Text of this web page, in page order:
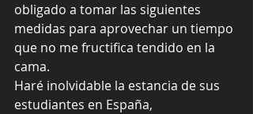
obligado a tomar las siguientes
medidas para aprovechar un tiempo
que no me fructifica tendido en la
cama.
Haré inolvidable la estancia de sus
estudiantes en España,